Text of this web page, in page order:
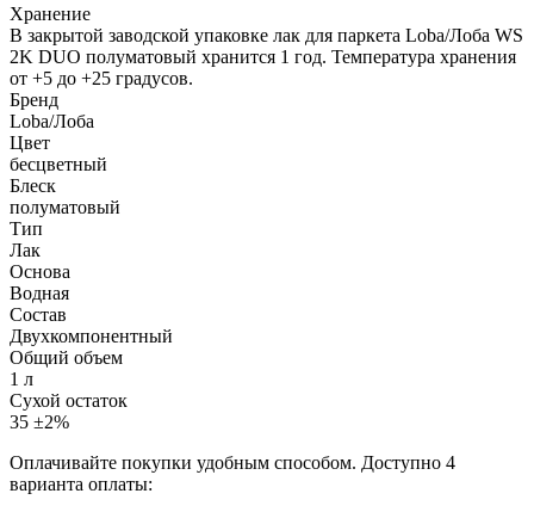
Хранение
В закрытой заводской упаковке лак для паркета Loba/Лоба WS
2K DUO полуматовый хранится 1 год. Температура хранения
от +5 до +25 градусов.
Бренд
Loba/Лоба
Цвет
бесцветный
Блеск
полуматовый
Тип
Лак
Основа
Водная
Состав
Двухкомпонентный
Общий объем
1 л
Сухой остаток
35 ±2%
Оплачивайте покупки удобным способом. Доступно 4
варианта оплаты: